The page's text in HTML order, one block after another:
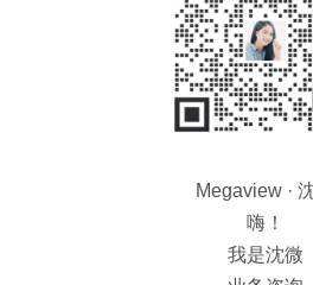
Megaview ·
嗨！
我是沈微